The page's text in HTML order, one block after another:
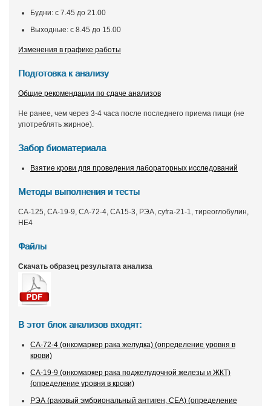
Будни: с 7.45 до 21.00
Выходные: с 8.45 до 15.00
Изменения в графике работы
Подготовка к анализу
Общие рекомендации по сдаче анализов
Не ранее, чем через 3-4 часа после последнего приема пищи (не
употреблять жирное).
Забор биоматериала
Взятие крови для проведения лабораторных исследований
Методы выполнения и тесты
СА-125, СА-19-9, СА-72-4, СА15-3, РЭА, cyfra-21-1, тиреоглобулин,
HE4
Файлы
Скачать образец результата анализа
В этот блок анализов входят:
CA-72-4 (онкомаркер рака желудка) (определение уровня в
крови)
СА-19-9 (онкомаркер рака поджелудочной железы и ЖКТ)
(определение уровня в крови)
РЭА (раковый эмбриональный антиген, CEA) (определение